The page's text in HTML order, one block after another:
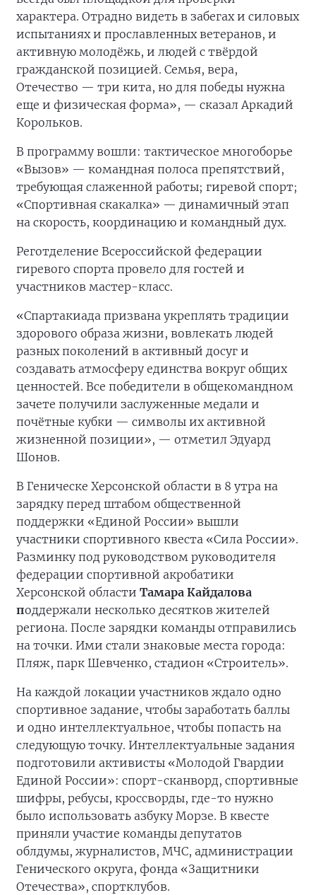
характера. Отрадно видеть в забегах и силовых
испытаниях и прославленных ветеранов, и
активную молодёжь, и людей с твёрдой
гражданской позицией. Семья, вера,
Отечество — три кита, но для победы нужна
еще и физическая форма», — сказал Аркадий
Корольков.
В программу вошли: тактическое многоборье
«Вызов» — командная полоса препятствий,
требующая слаженной работы; гиревой спорт;
«Спортивная скакалка» — динамичный этап
на скорость, координацию и командный дух.
Реготделение Всероссийской федерации
гиревого спорта провело для гостей и
участников мастер-класс.
«Спартакиада призвана укреплять традиции
здорового образа жизни, вовлекать людей
разных поколений в активный досуг и
создавать атмосферу единства вокруг общих
ценностей. Все победители в общекомандном
зачете получили заслуженные медали и
почётные кубки — символы их активной
жизненной позиции», — отметил Эдуард
Шонов.
В Геническе Херсонской области в 8 утра на
зарядку перед штабом общественной
поддержки «Единой России» вышли
участники спортивного квеста «Сила России».
Разминку под руководством руководителя
федерации спортивной акробатики
Херсонской области Тамара Кайдалова
поддержали несколько десятков жителей
региона. После зарядки команды отправились
на точки. Ими стали знаковые места города:
Пляж, парк Шевченко, стадион «Строитель».
На каждой локации участников ждало одно
спортивное задание, чтобы заработать баллы
и одно интеллектуальное, чтобы попасть на
следующую точку. Интеллектуальные задания
подготовили активисты «Молодой Гвардии
Единой России»: спорт-сканворд, спортивные
шифры, ребусы, кроссворды, где-то нужно
было использовать азбуку Морзе. В квесте
приняли участие команды депутатов
облдумы, журналистов, МЧС, администрации
Генического округа, фонда «Защитники
Отечества», спортклубов.